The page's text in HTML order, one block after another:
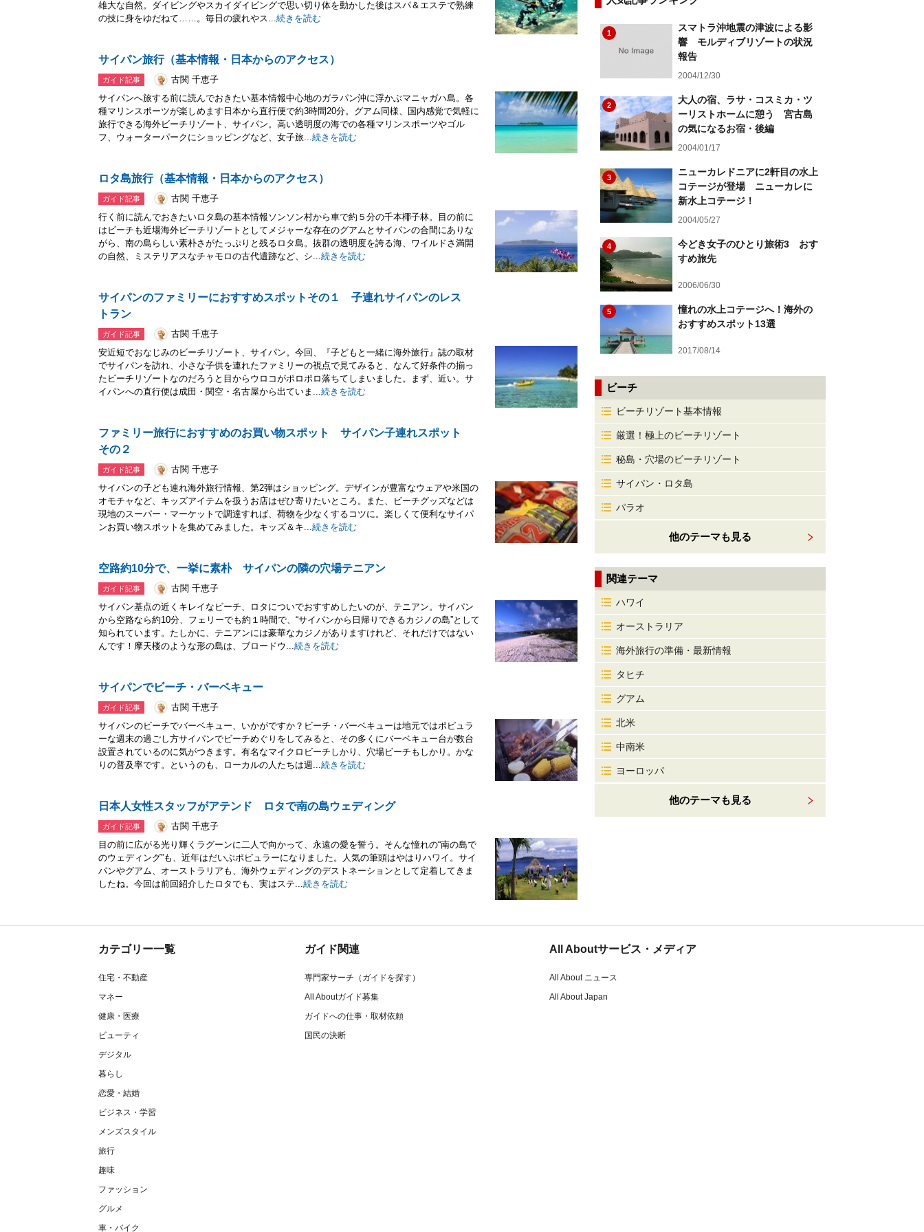
雄大な自然。ダイビングやスカイダイビングで思い切り体を動かした後はスパ＆エステで熟練
の技に身をゆだねて……。毎日の疲れやス...続きを読む
サイパン旅行（基本情報・日本からのアクセス）
ガイド記事
古関 千恵子
サイパンへ旅する前に読んでおきたい基本情報中心地のガラパン沖に浮かぶマニャガハ島。各
種マリンスポーツが楽しめます日本から直行便で約3時間20分。グアム同様、国内感覚で気軽に
旅行できる海外ビーチリゾート、サイパン。高い透明度の海での各種マリンスポーツやゴル
フ、ウォーターパークにショッピングなど、女子旅...続きを読む
ロタ島旅行（基本情報・日本からのアクセス）
ガイド記事
古関 千恵子
行く前に読んでおきたいロタ島の基本情報ソンソン村から車で約５分の千本椰子林。目の前に
はビーチも近場海外ビーチリゾートとしてメジャーな存在のグアムとサイパンの合間にありな
がら、南の島らしい素朴さがたっぷりと残るロタ島。抜群の透明度を誇る海、ワイルドさ満開
の自然、ミステリアスなチャモロの古代遺跡など、シ...続きを読む
サイパンのファミリーにおすすめスポットその１ 子連れサイパンのレス
トラン
ガイド記事
古関 千恵子
安近短でおなじみのビーチリゾート、サイパン。今回、『子どもと一緒に海外旅行』誌の取材
でサイパンを訪れ、小さな子供を連れたファミリーの視点で見てみると、なんて好条件の揃っ
たビーチリゾートなのだろうと目からウロコがポロポロ落ちてしまいました。まず、近い。サ
イパンへの直行便は成田・関空・名古屋から出ていま...続きを読む
ファミリー旅行におすすめのお買い物スポット サイパン子連れスポット
その２
ガイド記事
古関 千恵子
サイパンの子ども連れ海外旅行情報、第2弾はショッピング。デザインが豊富なウェアや米国の
オモチャなど、キッズアイテムを扱うお店はぜひ寄りたいところ。また、ビーチグッズなどは
現地のスーパー・マーケットで調達すれば、荷物を少なくするコツに。楽しくて便利なサイパ
ンお買い物スポットを集めてみました。キッズ＆キ...続きを読む
空路約10分で、一挙に素朴 サイパンの隣の穴場テニアン
ガイド記事
古関 千恵子
サイパン基点の近くキレイなビーチ、ロタについでおすすめしたいのが、テニアン。サイパン
から空路なら約10分、フェリーでも約１時間で、“サイパンから日帰りできるカジノの島”として
知られています。たしかに、テニアンには豪華なカジノがありますけれど、それだけではない
んです！摩天楼のような形の島は、ブロードウ...続きを読む
サイパンでビーチ・バーベキュー
ガイド記事
古関 千恵子
サイパンのビーチでバーベキュー、いかがですか？ビーチ・バーベキューは地元ではポピュラ
ーな週末の過ごし方サイパンでビーチめぐりをしてみると、その多くにバーベキュー台が数台
設置されているのに気がつきます。有名なマイクロビーチしかり、穴場ビーチもしかり。かな
りの普及率です。というのも、ローカルの人たちは週...続きを読む
日本人女性スタッフがアテンド ロタで南の島ウェディング
ガイド記事
古関 千恵子
目の前に広がる光り輝くラグーンに二人で向かって、永遠の愛を誓う。そんな憧れの“南の島で
のウェディング”も、近年はだいぶポピュラーになりました。人気の筆頭はやはりハワイ。サイ
パンやグアム、オーストラリアも、海外ウェディングのデストネーションとして定着してきま
したね。今回は前回紹介したロタでも、実はステ...続きを読む
1
スマトラ沖地震の津波による影
響 モルディブリゾートの状況
報告
2004/12/30
2
大人の宿、ラサ・コスミカ・ツ
ーリストホームに憩う 宮古島
の気になるお宿・後編
2004/01/17
3
ニューカレドニアに2軒目の水上
コテージが登場 ニューカレに
新水上コテージ！
2004/05/27
4
今どき女子のひとり旅術3 おす
すめ旅先
2006/06/30
5
憧れの水上コテージへ！海外の
おすすめスポット13選
2017/08/14
ビーチ
ビーチリゾート基本情報
厳選！極上のビーチリゾート
秘島・穴場のビーチリゾート
サイパン・ロタ島
パラオ
他のテーマも見る
関連テーマ
ハワイ
オーストラリア
海外旅行の準備・最新情報
タヒチ
グアム
北米
中南米
ヨーロッパ
他のテーマも見る
カテゴリー一覧
住宅・不動産
マネー
健康・医療
ビューティ
デジタル
暮らし
恋愛・結婚
ビジネス・学習
メンズスタイル
旅行
趣味
ファッション
グルメ
車・バイク
ガイド関連
専門家サーチ（ガイドを探す）
All Aboutガイド募集
ガイドへの仕事・取材依頼
国民の決断
All Aboutサービス・メディア
All About ニュース
All About Japan